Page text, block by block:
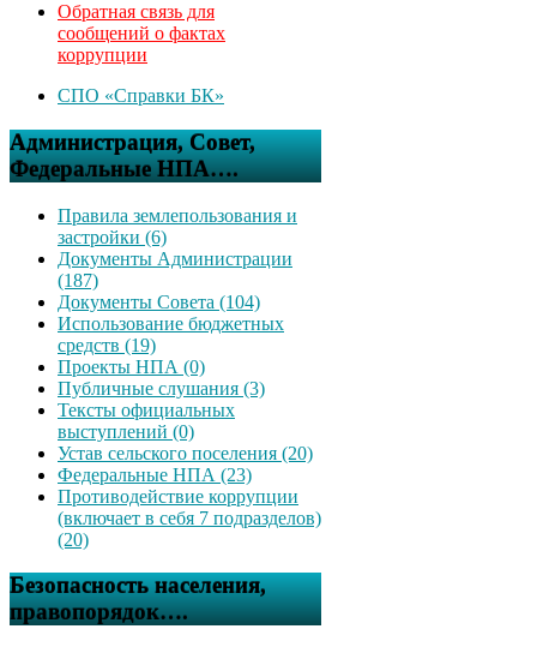
Обратная связь для
сообщений о фактах
коррупции
СПО «Справки БК»
Администрация, Совет,
Федеральные НПА….
Правила землепользования и
застройки (6)
Документы Администрации
(187)
Документы Совета (104)
Использование бюджетных
средств (19)
Проекты НПА (0)
Публичные слушания (3)
Тексты официальных
выступлений (0)
Устав сельского поселения (20)
Федеральные НПА (23)
Противодействие коррупции
(включает в себя 7 подразделов)
(20)
Безопасность населения,
правопорядок….